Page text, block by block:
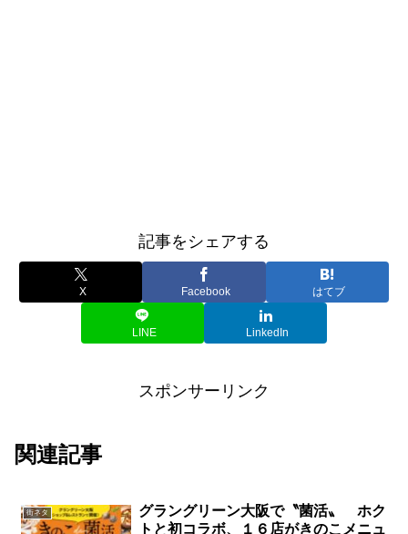
記事をシェアする
X Facebook はてブ
LINE LinkedIn
スポンサーリンク
関連記事
街ネタ
グラングリーン大阪で〝菌活〟 ホク
トと初コラボ、１６店がきのこメニュ